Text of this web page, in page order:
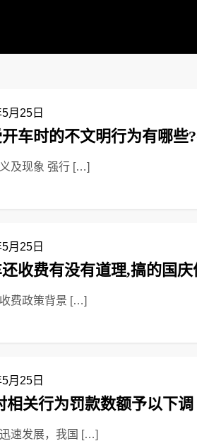
月25日
车时的不文明行为有哪些
及现象 强行 […]
月25日
收费有没有道理,搞的国
费政策背景 […]
月25日
相关行为罚款数额予以下调
速发展，我国 […]